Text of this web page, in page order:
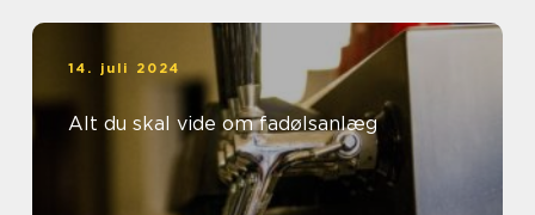
14. juli 2024
Alt du skal vide om fadølsanlæg